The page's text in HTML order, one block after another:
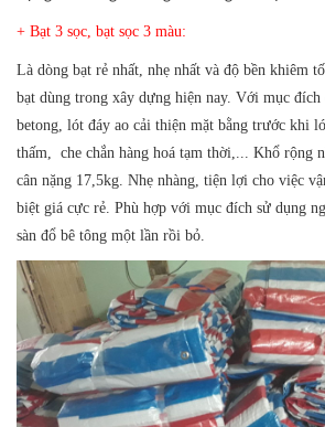
+ Bạt 3 sọc, bạt sọc 3 màu:
Là dòng bạt rẻ nhất, nhẹ nhất và độ bền khiêm
bạt dùng trong xây dựng hiện nay. Với mục
betong, lót đáy ao cải thiện mặt bằng trước khi
thấm, che chắn hàng hoá tạm thời,... Khổ rộng
cân nặng 17,5kg. Nhẹ nhàng, tiện lợi cho việc
biệt giá cực rẻ. Phù hợp với mục đích sử dụng
sàn đổ bê tông một lần rồi bỏ.